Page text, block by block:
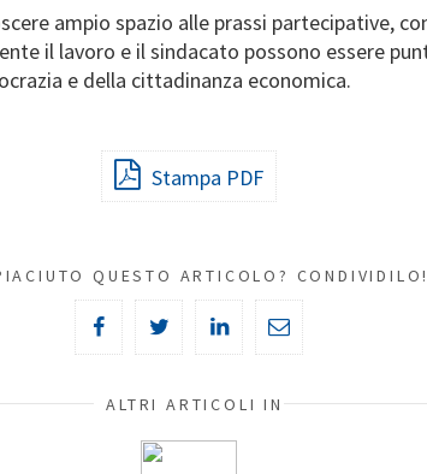
ampio spazio alle prassi partecipative,
il lavoro e il sindacato possono essere
e della cittadinanza economica.
Stampa PDF
QUESTO ARTICOLO? CONDIVIDILO!
ALTRI ARTICOLI IN